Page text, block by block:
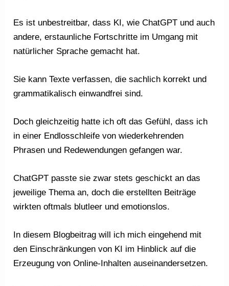
Es ist unbestreitbar, dass KI, wie ChatGPT und auch
andere, erstaunliche Fortschritte im Umgang mit
natürlicher Sprache gemacht hat.
Sie kann Texte verfassen, die sachlich korrekt und
grammatikalisch einwandfrei sind.
Doch gleichzeitig hatte ich oft das Gefühl, dass ich
in einer Endlosschleife von wiederkehrenden
Phrasen und Redewendungen gefangen war.
ChatGPT passte sie zwar stets geschickt an das
jeweilige Thema an, doch die erstellten Beiträge
wirkten oftmals blutleer und emotionslos.
In diesem Blogbeitrag will ich mich eingehend mit
den Einschränkungen von KI im Hinblick auf die
Erzeugung von Online-Inhalten auseinandersetzen.